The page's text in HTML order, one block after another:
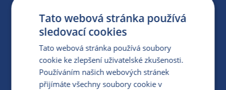
PRO MÉDIA
MÁM DOTAZ KE STÁVAJÍCÍ SMLOUVĚ
412 154 154
Tato webová stránka používá
sledovací cookies
Tato webová stránka používá soubory
cookie ke zlepšení uživatelské zkušenosti.
Používáním našich webových stránek
přijímáte všechny soubory cookie v